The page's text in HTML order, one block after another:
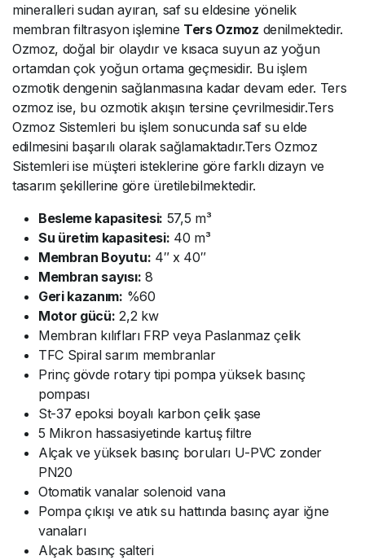
mineralleri sudan ayıran, saf su eldesine yönelik
membran filtrasyon işlemine Ters Ozmoz denilmektedir.
Ozmoz, doğal bir olaydır ve kısaca suyun az yoğun
ortamdan çok yoğun ortama geçmesidir. Bu işlem
ozmotik dengenin sağlanmasına kadar devam eder. Ters
ozmoz ise, bu ozmotik akışın tersine çevrilmesidir.Ters
Ozmoz Sistemleri bu işlem sonucunda saf su elde
edilmesini başarılı olarak sağlamaktadır.Ters Ozmoz
Sistemleri ise müşteri isteklerine göre farklı dizayn ve
tasarım şekillerine göre üretilebilmektedir.
Besleme kapasitesi: 57,5 m³
Su üretim kapasitesi: 40 m³
Membran Boyutu: 4″ x 40″
Membran sayısı: 8
Geri kazanım: %60
Motor gücü: 2,2 kw
Membran kılıfları FRP veya Paslanmaz çelik
TFC Spiral sarım membranlar
Prinç gövde rotary tipi pompa yüksek basınç
pompası
St-37 epoksi boyalı karbon çelik şase
5 Mikron hassasiyetinde kartuş filtre
Alçak ve yüksek basınç boruları U-PVC zonder
PN20
Otomatik vanalar solenoid vana
Pompa çıkışı ve atık su hattında basınç ayar iğne
vanaları
Alçak basınç şalteri